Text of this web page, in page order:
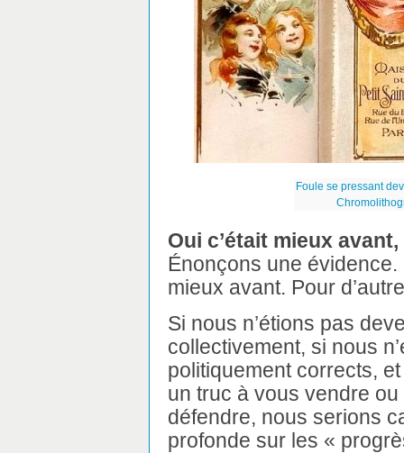
Foule se pressant
Oui c’était mieux
Énonçons une
mieux avant. Pour
Si nous n’étions pas
collectivement, si nous
politiquement corrects,
un truc à vous vendre
défendre, nous serions
profonde sur les «